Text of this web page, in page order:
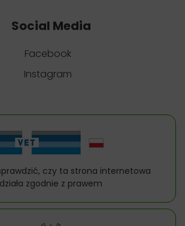
Social Media
Facebook
Instagram
czy ta strona internetowa
działa zgodnie z prawem